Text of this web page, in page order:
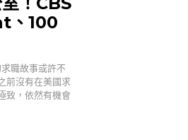
、100
職故事或許不
前沒有在美國求
致，依然有機會